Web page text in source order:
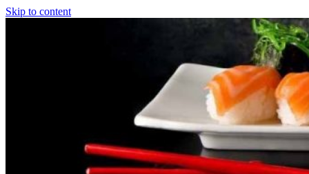
Skip to content